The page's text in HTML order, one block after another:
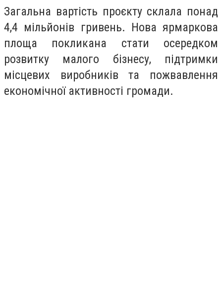
Загальна вартість проєкту склала понад
4,4 мільйонів гривень. Нова ярмаркова
площа покликана стати осередком
розвитку малого бізнесу, підтримки
місцевих виробників та пожвавлення
економічної активності громади.